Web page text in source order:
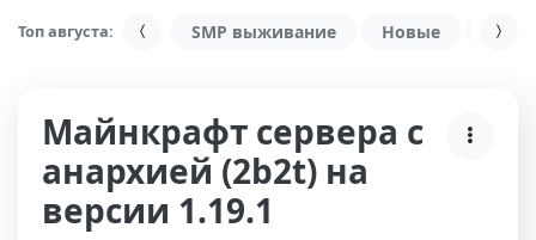
Топ августа: SMP выживание Новые С
Майнкрафт сервера с
анархией (2b2t) на
версии 1.19.1